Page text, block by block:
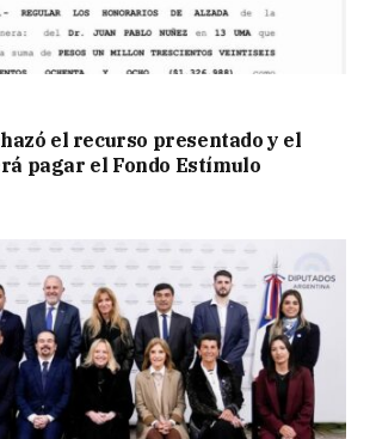
el recurso presentado y el
pagar el Fondo Estímulo